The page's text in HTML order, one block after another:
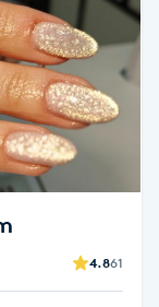
4.861